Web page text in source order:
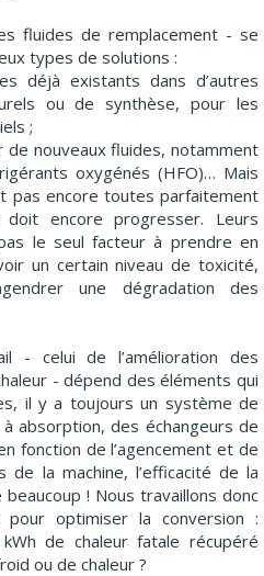
fluides de remplacement - se
types de solutions :
existants dans d’autres
ou de synthèse, pour les
;
nouveaux fluides, notamment
oxygénés (HFO)… Mais
pas encore toutes parfaitement
encore progresser. Leurs
le seul facteur à prendre en
un certain niveau de toxicité,
une dégradation des
- celui de l’amélioration des
- dépend des éléments qui
il y a toujours un système de
absorption, des échangeurs de
fonction de l’agencement et de
de la machine, l’efficacité de la
! Nous travaillons donc
optimiser la conversion :
de chaleur fatale récupéré
ou de chaleur ?